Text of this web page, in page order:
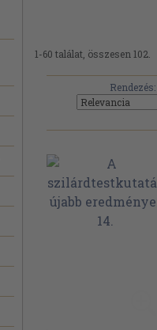
1-60 találat, összesen 102.
Rendezés: